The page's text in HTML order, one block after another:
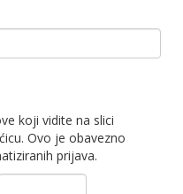
koji vidite na slici
Ovo je obavezno
prijava.